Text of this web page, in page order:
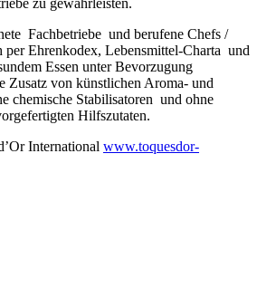
zu gewährleisten.
Fachbetriebe und berufene Chefs /
Ehrenkodex, Lebensmittel-Charta und
Essen unter Bevorzugung
Zusatz von künstlichen Aroma- und
chemische Stabilisatoren und ohne
Hilfszutaten.
International www.toquesdor-